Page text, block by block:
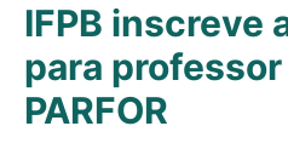
IFPB inscreve
para
PARFOR